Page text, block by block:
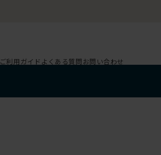
ご利用ガイド よくある質問お問い合わせ